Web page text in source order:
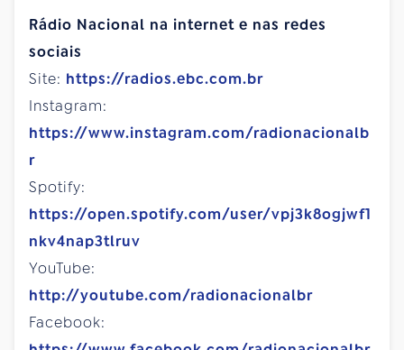
Rádio Nacional na internet e nas redes
sociais
Site: https://radios.ebc.com.br
Instagram:
https://www.instagram.com/radionacionalb
r
Spotify:
https://open.spotify.com/user/vpj3k8ogjwf1
nkv4nap3tlruv
YouTube:
http://youtube.com/radionacionalbr
Facebook: